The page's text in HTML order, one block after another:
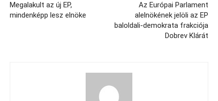
Megalakult az új EP,
mindenképp lesz elnöke
Az Európai Parlament
alelnökének jelöli az EP
baloldali-demokrata frakciója
Dobrev Klárát